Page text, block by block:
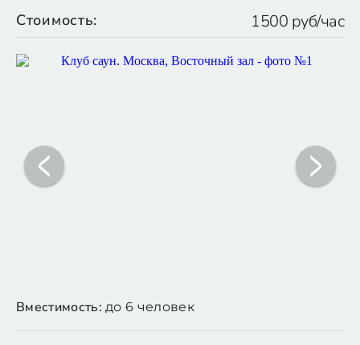
Стоимость: 1500 руб/час
Вместимость: до 6 человек